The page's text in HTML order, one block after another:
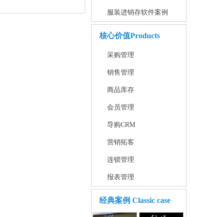
服装进销存软件案例
核心价值Products
采购管理
销售管理
商品库存
会员管理
导购CRM
营销拓客
连锁管理
报表管理
经典案例 Classic case